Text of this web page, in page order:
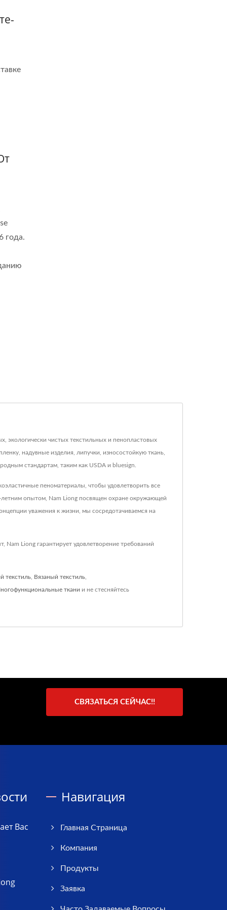
года.
экологически чистых текстильных и пенопластовых
надувные изделия, липучки, износостойкую ткань,
стандартам, таким как USDA и bluesign.
пеноматериалы, чтобы удовлетворить все
опытом, Nam Liong посвящен охране окружающей
уважения к жизни, мы сосредотачиваемся на
Liong гарантирует удовлетворение требований
текстиль Вязаный текстиль
ткани и не стесняйтесь
СВЯЗАТЬСЯ СЕЙЧАС!!
Вас
Навигация
Главная Страница
Компания
Продукты
Заявка